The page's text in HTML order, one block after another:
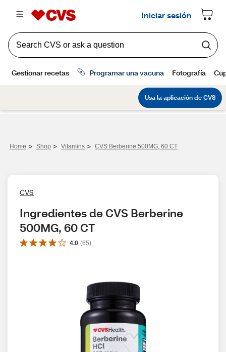
Home > Shop > Vitamins > CVS Berberine 500MG, 60 CT
CVS
Ingredientes de CVS Berberine
500MG, 60 CT
4.0 (65)